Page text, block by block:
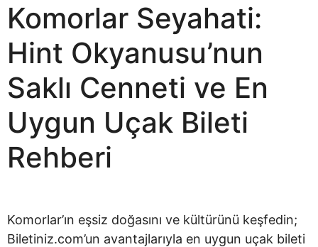
Komorlar Seyahati:
Hint Okyanusu’nun
Saklı Cenneti ve En
Uygun Uçak Bileti
Rehberi
Komorlar’ın eşsiz doğasını ve kültürünü keşfedin;
Biletiniz.com’un avantajlarıyla en uygun uçak bileti